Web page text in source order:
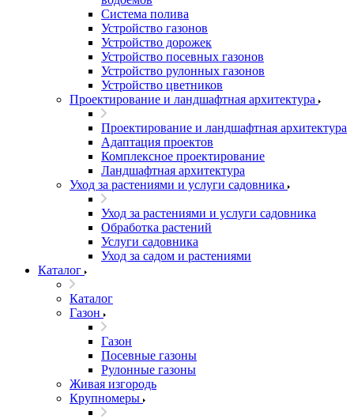
Система полива
Устройство газонов
Устройство дорожек
Устройство посевных газонов
Устройство рулонных газонов
Устройство цветников
Проектирование и ландшафтная архитектура
Проектирование и ландшафтная архитектура
Адаптация проектов
Комплексное проектирование
Ландшафтная архитектура
Уход за растениями и услуги садовника
Уход за растениями и услуги садовника
Обработка растений
Услуги садовника
Уход за садом и растениями
Каталог
Каталог
Газон
Газон
Посевные газоны
Рулонные газоны
Живая изгородь
Крупномеры